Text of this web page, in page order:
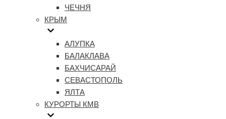
ЧЕЧНЯ
КРЫМ
АЛУПКА
БАЛАКЛАВА
БАХЧИСАРАЙ
СЕВАСТОПОЛЬ
ЯЛТА
КУРОРТЫ КМВ